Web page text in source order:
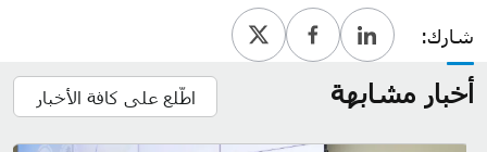
شارك:
أخبار مشابهة اطّلع على كافة الأخبار